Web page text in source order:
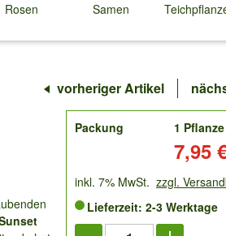
Rosen Samen
↓ ↓
vorheriger Artikel
order
Packung
1 Pflanze
7,95
inkl. 7% MwSt. zzgl.
Lieferzeit: 2-3 Werktage